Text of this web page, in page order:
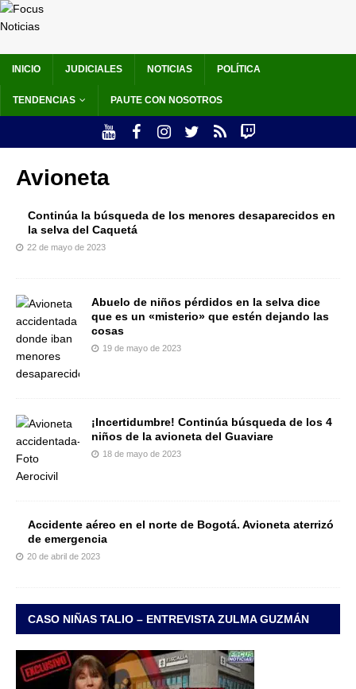
INICIO JUDICIALES NOTICIAS POLÍTICA
TENDENCIAS PAUTE CON NOSOTROS
Avioneta
Continúa la búsqueda de los menores desaparecidos en
la selva del Caquetá
22 de mayo de 2023
Abuelo de niños pérdidos en la selva dice
que es un «misterio» que estén dejando las
cosas
19 de mayo de 2023
¡Incertidumbre! Continúa búsqueda de los 4
niños de la avioneta del Guaviare
18 de mayo de 2023
Accidente aéreo en el norte de Bogotá. Avioneta aterrizó
de emergencia
20 de abril de 2023
CASO NIÑAS TALIO – ENTREVISTA ZULMA GUZMÁN